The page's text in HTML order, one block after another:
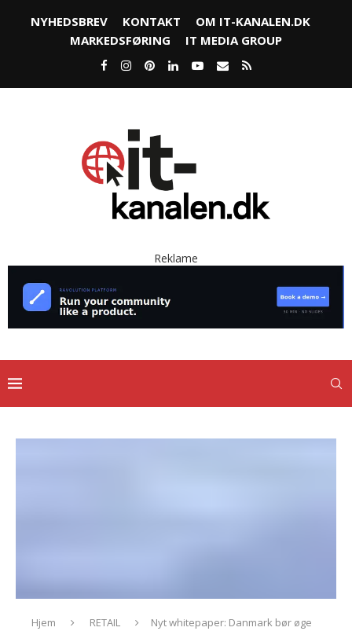
NYHEDSBREV KONTAKT
OM IT-KANALEN.DK
MARKEDSFØRING
IT MEDIA GROUP
Reklame
Hjem RETAIL
Nyt whitepaper: Danmark bør øge